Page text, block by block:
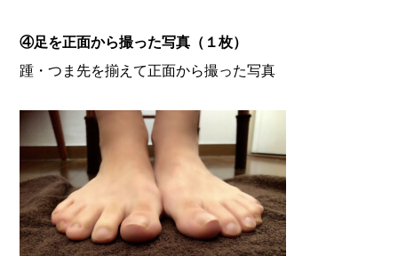
④足を正面から撮った写真（１枚）
踵・つま先を揃えて正面から撮った写真